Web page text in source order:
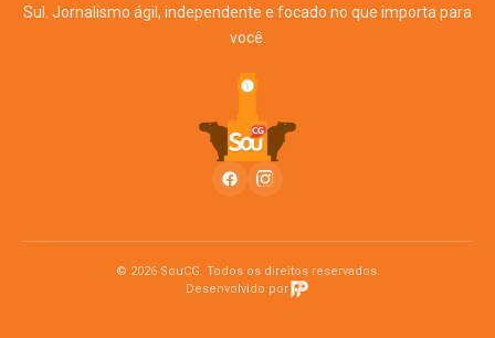
Sul. Jornalismo ágil, independente e focado no que importa para
você.
© 2026 SouCG. Todos os direitos reservados.
Desenvolvido por